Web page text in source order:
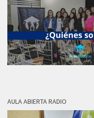
AULA ABIERTA RADIO